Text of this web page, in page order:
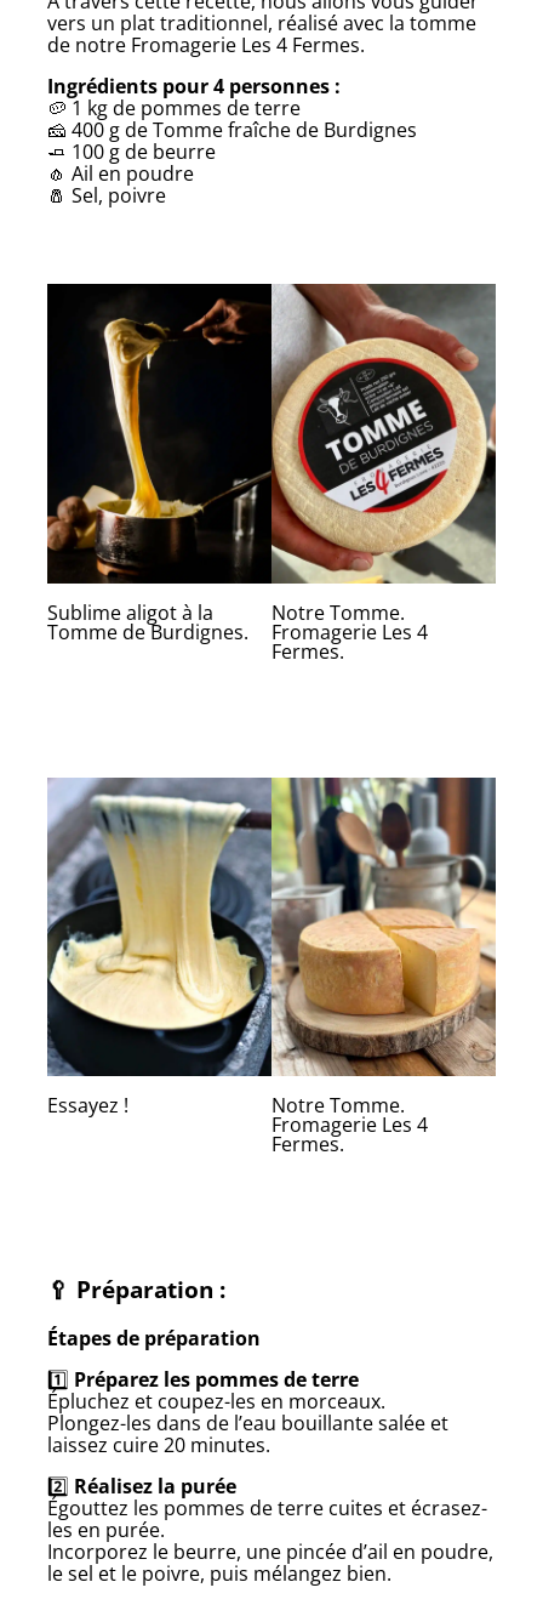
vers un plat traditionnel, réalisé avec la tomme
de notre Fromagerie Les 4 Fermes.
Ingrédients pour 4 personnes :
🥔 1 kg de pommes de terre
🧀 400 g de Tomme fraîche de Burdignes
🧈 100 g de beurre
🧄 Ail en poudre
🧂 Sel, poivre
Sublime aligot à la
Tomme de Burdignes.
Notre Tomme.
Fromagerie Les 4
Fermes.
Essayez ! Notre Tomme.
Fromagerie Les 4
Fermes.
🥄 Préparation :
Étapes de préparation
1️⃣ Préparez les pommes de terre
Épluchez et coupez-les en morceaux.
Plongez-les dans de l’eau bouillante salée et
laissez cuire 20 minutes.
2️⃣ Réalisez la purée
Égouttez les pommes de terre cuites et écrasez-
les en purée.
Incorporez le beurre, une pincée d’ail en poudre,
le sel et le poivre, puis mélangez bien.